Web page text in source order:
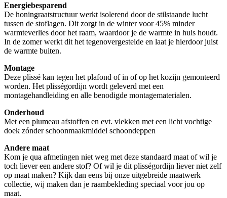
Energiebesparend
De honingraatstructuur werkt isolerend door de stilstaande lucht
tussen de stoflagen. Dit zorgt in de winter voor 45% minder
warmteverlies door het raam, waardoor je de warmte in huis houdt.
In de zomer werkt dit het tegenovergestelde en laat je hierdoor juist
de warmte buiten.
Montage
Deze plissé kan tegen het plafond of in of op het kozijn gemonteerd
worden. Het plisségordijn wordt geleverd met een
montagehandleiding en alle benodigde montagematerialen.
Onderhoud
Met een plumeau afstoffen en evt. vlekken met een licht vochtige
doek zónder schoonmaakmiddel schoondeppen
Andere maat
Kom je qua afmetingen niet weg met deze standaard maat of wil je
toch liever een andere stof? Of wil je dit plisségordijn liever niet zelf
op maat maken? Kijk dan eens bij onze uitgebreide maatwerk
collectie, wij maken dan je raambekleding speciaal voor jou op
maat.